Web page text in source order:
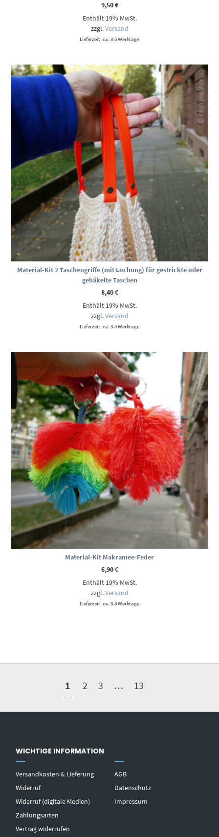
9,50€
Enthält 19% MwSt.
zzgl.Versand
Lieferzeit: ca. 3-5 Werktage
Material-Kit 2 Taschengriffe (mit Lochung) für gestrickte oder
gehäkelte Taschen
8,40€
Enthält 19% MwSt.
zzgl.Versand
Lieferzeit: ca. 3-5 Werktage
Material-Kit Makramee-Feder
6,90€
Enthält 19% MwSt.
zzgl.Versand
Lieferzeit: ca. 3-5 Werktage
1 2 3 … 13
WICHTIGE INFORMATION
Versandkosten & Lieferung
Widerruf
Widerruf (digitale Medien)
Zahlungsarten
Vertrag widerrufen
AGB
Datenschutz
Impressum